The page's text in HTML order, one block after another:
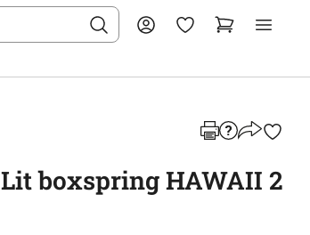
Lit boxspring HAWAII 2